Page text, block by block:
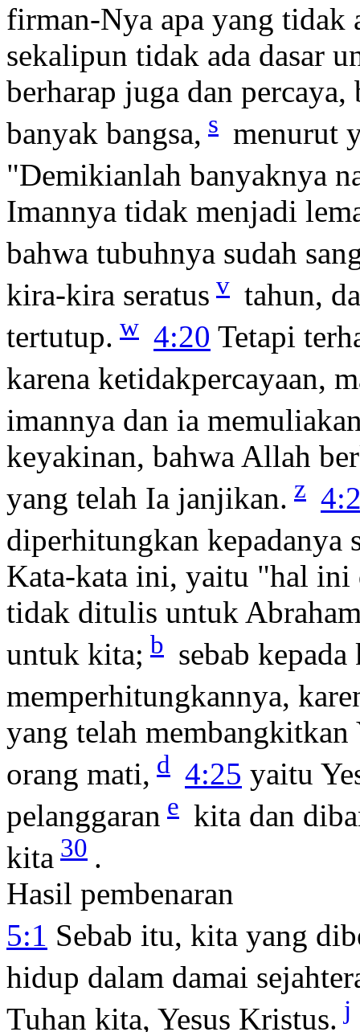
firman-Nya apa yang tidak
sekalipun tidak ada dasar
berharap juga dan
banyak bangsa, s menurut
"Demikianlah banyaknya
Imannya tidak menjadi
bahwa tubuhnya sudah
kira-kira seratus v tahun,
tertutup. w 4:20 Tetapi
karena ketidakpercayaan,
imannya dan ia
keyakinan, bahwa Allah
yang telah Ia janjikan. z
diperhitungkan kepadanya
Kata-kata ini, yaitu "hal ini
tidak ditulis untuk
untuk kita; b sebab
memperhitungkannya,
yang telah membangkitkan
orang mati, d 4:25 yaitu
pelanggaran e kita dan
kita 30 .
Hasil pembenaran
5:1 Sebab itu, kita yang
hidup dalam damai
Tuhan kita, Yesus Kristus. j